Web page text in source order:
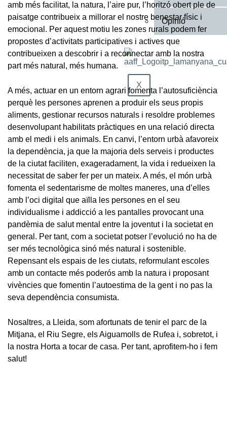
Opinió
X
amb més facilitat, la natura, l’aire pur, l’horitzó obert ple de
paisatge contribueix a millorar el nostre benestar físic i
emocional. Per aquest motiu les zones rurals podem fer
propostes d’activitats participatives i actives que
contribueixen a descobrir i a reconnectar amb la nostra
part més natural, més humana.
A més, actuar en un entorn agrari fomenta l’autosuficiència
perquè les persones aprenen a produir els seus propis
aliments, gestionar recursos naturals i resoldre problemes
desenvolupant habilitats pràctiques en una relació directa
amb el medi i els animals. En canvi, l’entorn urbà afavoreix
la dependència, ja que la majoria dels serveis i productes
de la ciutat faciliten, exageradament, la vida i redueixen la
necessitat de saber fer per un mateix. A més, el món urbà
fomenta el sedentarisme de moltes maneres, una d’elles
amb l’oci digital que aïlla les persones en el seu
individualisme i addicció a les pantalles provocant una
pandèmia de salut mental entre la joventut i la societat en
general. Per tant, com a societat potser l’evolució no ha de
ser més tecnològica sinó més natural i sostenible.
Repensant els espais de les ciutats, reformulant escoles
amb un contacte més poderós amb la natura i proposant
vivències que fomentin l’autoestima de la gent i no pas la
seva dependència consumista.
Nosaltres, a Lleida, som afortunats de tenir el parc de la
Mitjana, el Riu Segre, els Aiguamolls de Rufea i, sobretot, i
la nostra Horta a tocar de casa. Per tant, aprofitem-ho i fem
salut!